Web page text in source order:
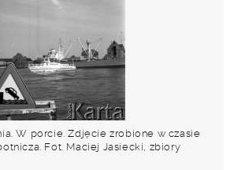
W porcie. Zdjęcie zrobione w czasie
Fot. Maciej Jasiecki, zbiory